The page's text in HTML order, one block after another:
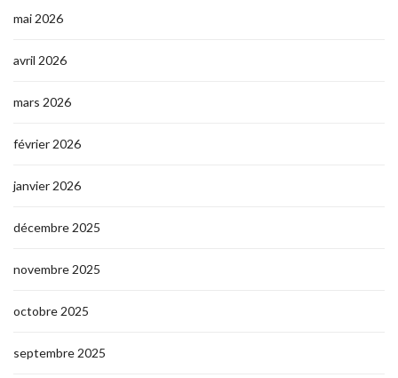
mai 2026
avril 2026
mars 2026
février 2026
janvier 2026
décembre 2025
novembre 2025
octobre 2025
septembre 2025